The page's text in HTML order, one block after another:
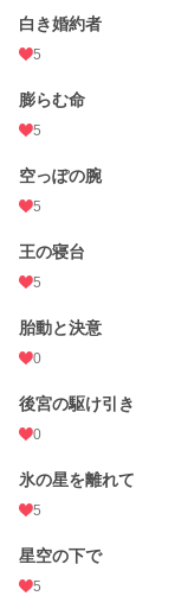
白き婚約者
5
膨らむ命
5
空っぽの腕
5
王の寝台
5
胎動と決意
0
後宮の駆け引き
0
氷の星を離れて
5
星空の下で
5